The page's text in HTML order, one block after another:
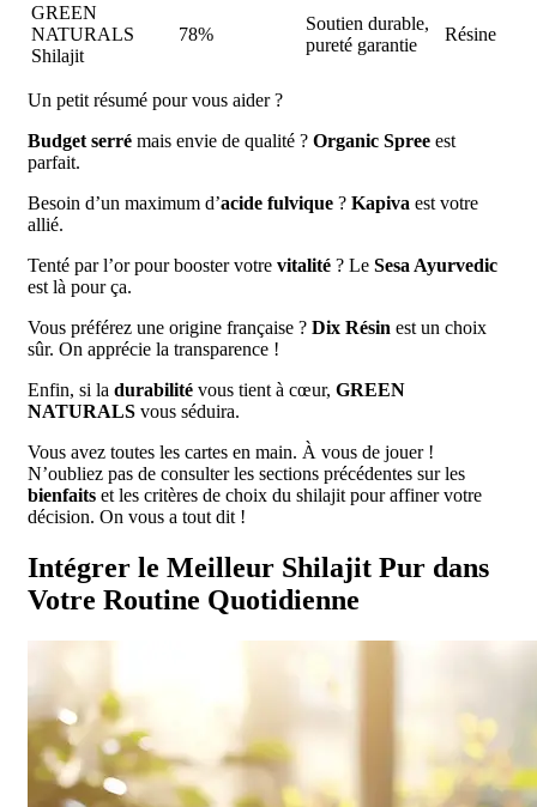
GREEN
NATURALS
Shilajit
78%
Soutien durable,
pureté garantie
Résine
Un petit résumé pour vous aider ?
Budget serré mais envie de qualité ? Organic Spree est
parfait.
Besoin d’un maximum d’acide fulvique ? Kapiva est votre
allié.
Tenté par l’or pour booster votre vitalité ? Le Sesa Ayurvedic
est là pour ça.
Vous préférez une origine française ? Dix Résin est un choix
sûr. On apprécie la transparence !
Enfin, si la durabilité vous tient à cœur, GREEN
NATURALS vous séduira.
Vous avez toutes les cartes en main. À vous de jouer !
N’oubliez pas de consulter les sections précédentes sur les
bienfaits et les critères de choix du shilajit pour affiner votre
décision. On vous a tout dit !
Intégrer le Meilleur Shilajit Pur dans
Votre Routine Quotidienne